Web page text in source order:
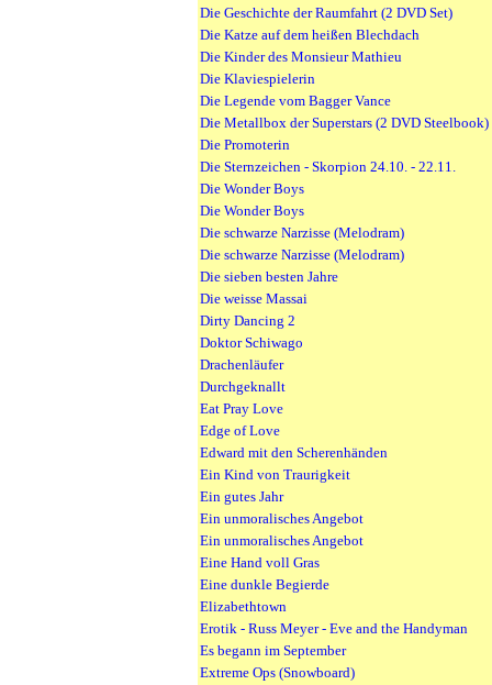
Die Geschichte der Raumfahrt (2 DVD Set)
Die Katze auf dem heißen Blechdach
Die Kinder des Monsieur Mathieu
Die Klaviespielerin
Die Legende vom Bagger Vance
Die Metallbox der Superstars (2 DVD Steelbook)
Die Promoterin
Die Sternzeichen - Skorpion 24.10. - 22.11.
Die Wonder Boys
Die Wonder Boys
Die schwarze Narzisse (Melodram)
Die schwarze Narzisse (Melodram)
Die sieben besten Jahre
Die weisse Massai
Dirty Dancing 2
Doktor Schiwago
Drachenläufer
Durchgeknallt
Eat Pray Love
Edge of Love
Edward mit den Scherenhänden
Ein Kind von Traurigkeit
Ein gutes Jahr
Ein unmoralisches Angebot
Ein unmoralisches Angebot
Eine Hand voll Gras
Eine dunkle Begierde
Elizabethtown
Erotik - Russ Meyer - Eve and the Handyman
Es begann im September
Extreme Ops (Snowboard)